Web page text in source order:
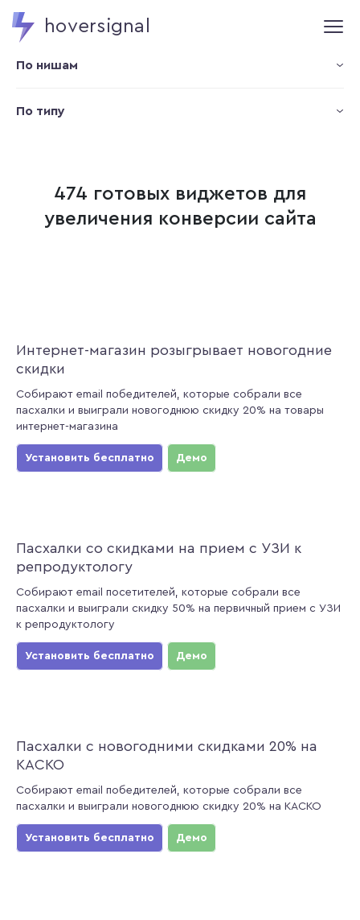
hoversignal
474 готовых виджетов для
увеличения конверсии сайта
По нишам
По типу
Интернет-магазин розыгрывает новогодние
скидки
Собирают email победителей, которые собрали все
пасхалки и выиграли новогоднюю скидку 20% на товары
интернет-магазина
Установить бесплатно Демо
Пасхалки со скидками на прием с УЗИ к
репродуктологу
Собирают email посетителей, которые собрали все
пасхалки и выиграли скидку 50% на первичный прием с УЗИ
к репродуктологу
Установить бесплатно Демо
Пасхалки с новогодними скидками 20% на
КАСКО
Собирают email победителей, которые собрали все
пасхалки и выиграли новогоднюю скидку 20% на КАСКО
Установить бесплатно Демо